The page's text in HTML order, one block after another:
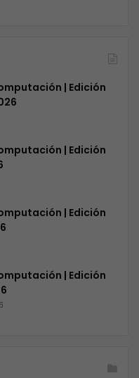
| Edición
| Edición
| Edición
| Edición